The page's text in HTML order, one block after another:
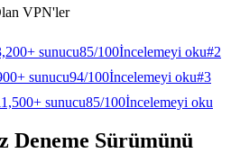
VPN'ler
sunucu85/100İncelemeyi oku#2
sunucu94/100İncelemeyi oku#3
sunucu85/100İncelemeyi oku
Deneme Sürümünü